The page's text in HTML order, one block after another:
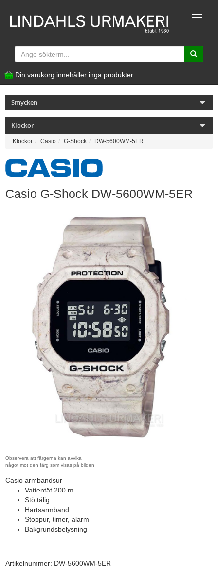
Toggle
Din varukorg innehåller inga produkter
Smycken
Klockor
Klockor Casio G-Shock DW-5600WM-5ER
Casio G-Shock DW-5600WM-5ER
Observera att färgerna kan avvika
något mot den färg som visas på bilden
Casio armbandsur
Vattentät 200 m
Stöttålig
Hartsarmband
Stoppur, timer, alarm
Bakgrundsbelysning
Artikelnummer: DW-5600WM-5ER